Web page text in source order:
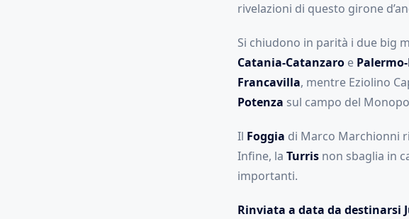
rivelazioni di questo girone
Si chiudono in parità i due big
Catania-Catanzaroe
Francavilla, mentre Eziolino
Potenza sul campo del
Il Foggia di Marco Marchionni
Infine, la Turrisnon sbaglia in
importanti.
Rinviata a data da destinarsi